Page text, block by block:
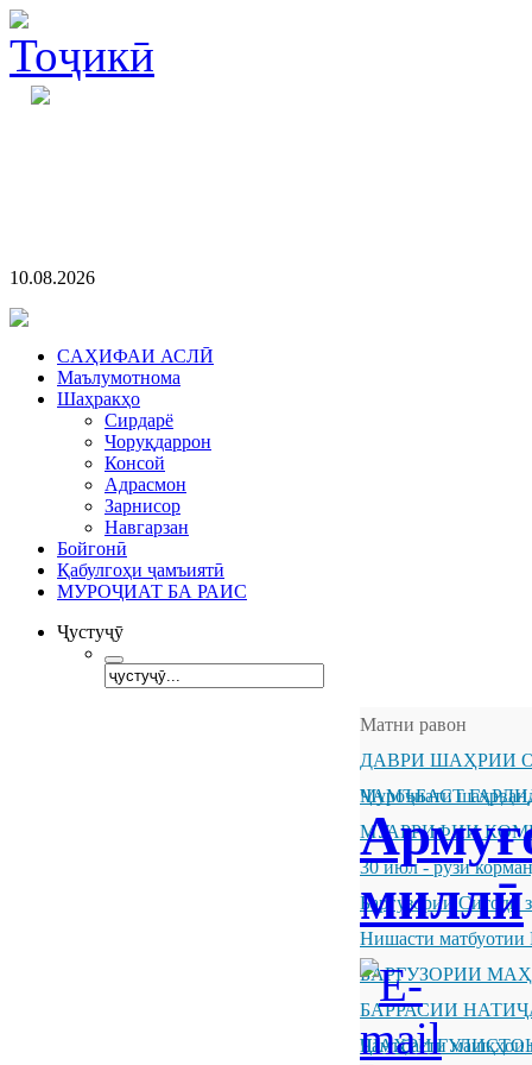
10.08.2026
CАҲИФАИ АСЛӢ
Маълумотнома
Шаҳракҳо
Сирдарё
Чоруқдаррон
Консой
Адрасмон
Зарнисор
Навгарзан
Бойгонӣ
Қабулгоҳи ҷамъиятӣ
МУРОҶИАТ БА РАИС
Ҷустуҷӯ
Матни равон
ДАВРИ ШАҲРИИ
ҶАМЪБАСТ
Муроҷиати
МУАРРИФИИ
30 июл - рӯзи
Баргузории Ситоди
Нишасти матбуотии
БАРГУЗОРИИ
БАРРАСИИ
ШАҲРИ
Ҷамъбасти машқҳои
миллӣ